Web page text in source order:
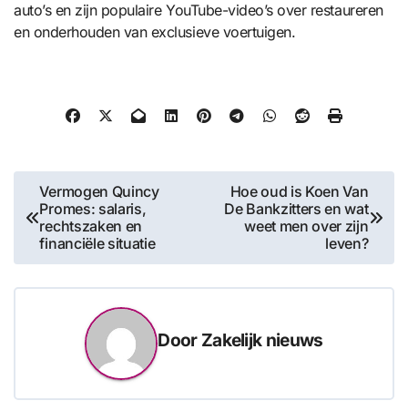
auto’s en zijn populaire YouTube-video’s over restaureren
en onderhouden van exclusieve voertuigen.
Bericht
navigatie
Vermogen Quincy
Promes: salaris,
rechtszaken en
financiële situatie
Hoe oud is Koen Van
De Bankzitters en wat
weet men over zijn
leven?
Door Zakelijk nieuws